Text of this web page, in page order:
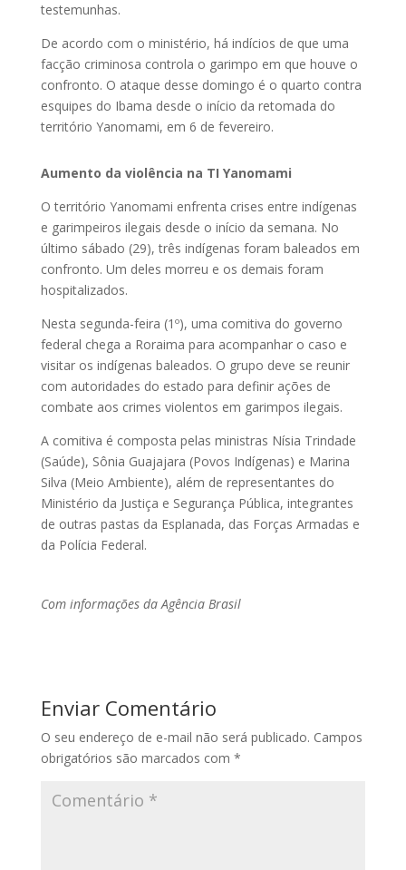
testemunhas.
De acordo com o ministério, há indícios de que uma
facção criminosa controla o garimpo em que houve o
confronto. O ataque desse domingo é o quarto contra
esquipes do Ibama desde o início da retomada do
território Yanomami, em 6 de fevereiro.
Aumento da violência na TI Yanomami
O território Yanomami enfrenta crises entre indígenas
e garimpeiros ilegais desde o início da semana. No
último sábado (29), três indígenas foram baleados em
confronto. Um deles morreu e os demais foram
hospitalizados.
Nesta segunda-feira (1º), uma comitiva do governo
federal chega a Roraima para acompanhar o caso e
visitar os indígenas baleados. O grupo deve se reunir
com autoridades do estado para definir ações de
combate aos crimes violentos em garimpos ilegais.
A comitiva é composta pelas ministras Nísia Trindade
(Saúde), Sônia Guajajara (Povos Indígenas) e Marina
Silva (Meio Ambiente), além de representantes do
Ministério da Justiça e Segurança Pública, integrantes
de outras pastas da Esplanada, das Forças Armadas e
da Polícia Federal.
Com informações da Agência Brasil
Enviar Comentário
O seu endereço de e-mail não será publicado. Campos
obrigatórios são marcados com *